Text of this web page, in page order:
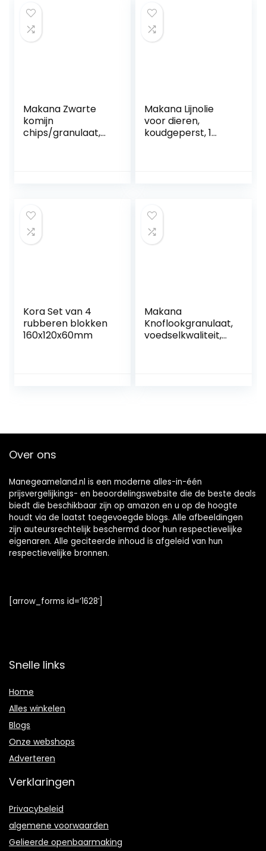
Makana Zwarte
komijn
chips/granulaat,
Makana Lijnolie
voor dieren,
koudgeperst, 1
Kora Set van 4
rubberen blokken
160x120x60mm
Makana
Knoflookgranulaat,
voedselkwaliteit,
Over ons
Manegeameland.nl is een moderne alles-in-één
prijsvergelijkings- en beoordelingswebsite die de beste deals
biedt die beschikbaar zijn op amazon en u op de hoogte
houdt via de laatst toegevoegde blogs. Alle afbeeldingen
zijn auteursrechtelijk beschermd door hun respectievelijke
eigenaren. Alle geciteerde inhoud is afgeleid van hun
respectievelijke bronnen.
[arrow_forms id=’1628′]
Snelle links
Home
Alles winkelen
Blogs
Onze webshops
Adverteren
Verklaringen
Privacybeleid
algemene voorwaarden
Gelieerde openbaarmaking